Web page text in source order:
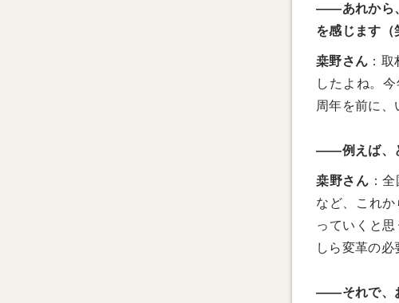
――あれから
を感じます（
桒野さん ：
したよね。
周年を前に、
――例えば、
桒野さん ：
など、これ
っていくと
しら変革の必
――それで、